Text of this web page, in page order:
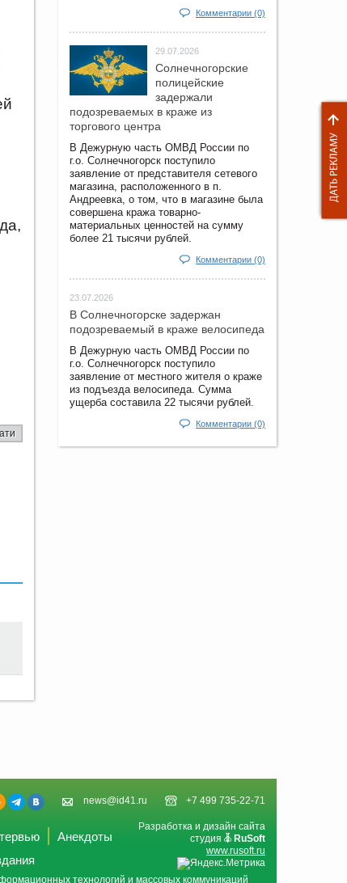
Комментарии (0)
29.07.2026
Солнечногорские
полицейские
задержали
подозреваемых в краже из
торгового центра
В Дежурную часть ОМВД России по
г.о. Солнечногорск поступило
заявление от представителя сетевого
магазина, расположенного в п.
Андреевка, о том, что в магазине была
совершена кража товарно-
материальных ценностей на сумму
более 21 тысячи рублей.
Комментарии (0)
23.07.2026
В Солнечногорске задержан
подозреваемый в краже велосипеда
В Дежурную часть ОМВД России по
г.о. Солнечногорск поступило
заявление от местного жителя о краже
из подъезда велосипеда. Сумма
ущерба составила 22 тысячи рублей.
Комментарии (0)
news@id41.ru +7 499 735-22-71
Разработка и дизайн сайта
студия
RuSoft
www.rusoft.ru
Анекдоты
технологий и массовых коммуникаций